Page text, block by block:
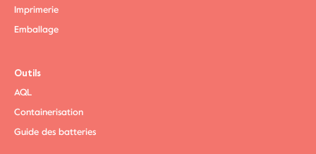
Imprimerie
Emballage
Outils
AQL
Containerisation
Guide des batteries